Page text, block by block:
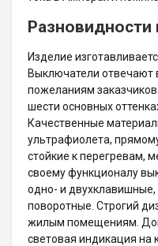
Изделие
Выключатели отвечают
пожеланиям
шести основных
Качественные
ультрафиолета,
стойкие к перегревам,
своему функционалу
одно- и
поворотные. Строгий
жилым помещениям.
световая индикация на